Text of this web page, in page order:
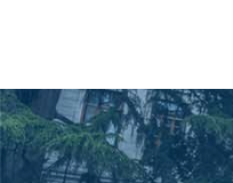
STATE UNIVERSITY